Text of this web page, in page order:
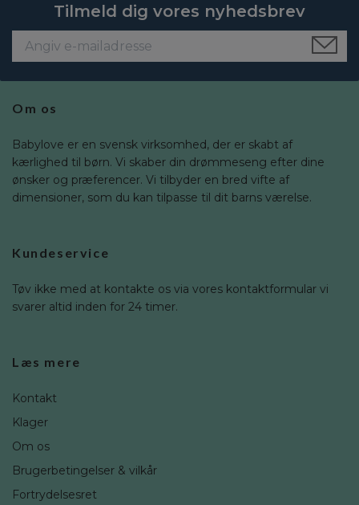
Tilmeld dig vores nyhedsbrev
Om os
Babylove er en svensk virksomhed, der er skabt af
kærlighed til børn. Vi skaber din drømmeseng efter dine
ønsker og præferencer. Vi tilbyder en bred vifte af
dimensioner, som du kan tilpasse til dit barns værelse.
Kundeservice
Tøv ikke med at kontakte os via vores kontaktformular vi
svarer altid inden for 24 timer.
Læs mere
Kontakt
Klager
Om os
Brugerbetingelser & vilkår
Fortrydelsesret